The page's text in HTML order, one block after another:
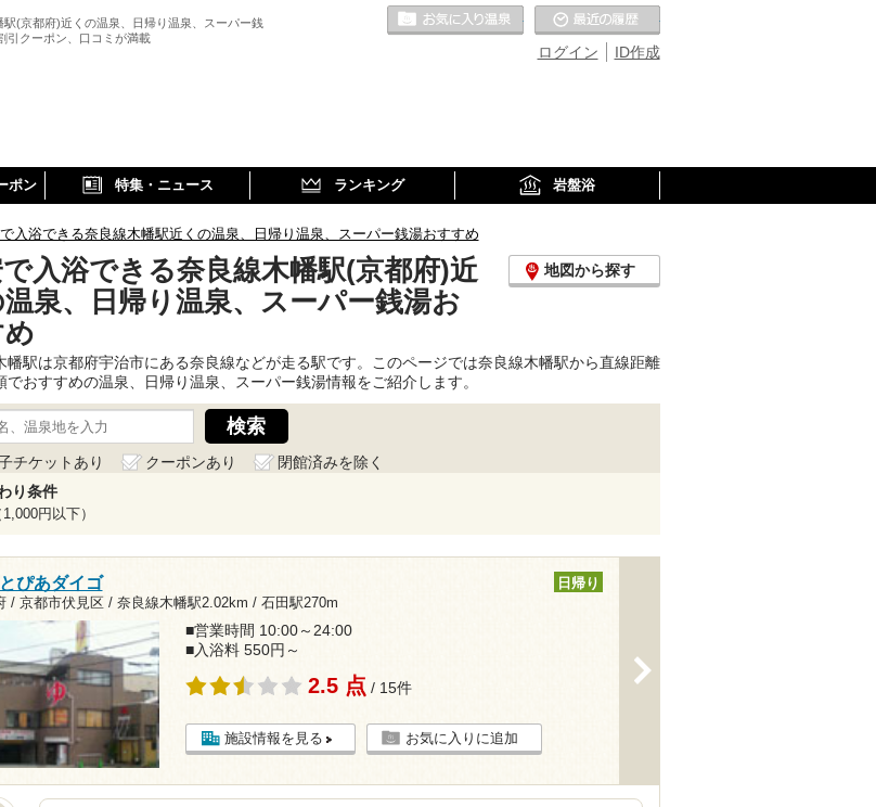
(京都府)近くの温泉、日帰り温泉、スーパー銭
引クーポン、口コミが満載
ID作成
ログイン
お気に入りの温泉
ポン 特集・ニュース ランキング 岩盤浴
入浴できる奈良線木幡駅近くの温泉、日帰り温泉、スーパー銭湯おすすめ
入浴できる奈良線木幡駅(京都府)近
温泉、日帰り温泉、スーパー銭湯お
地図から探す
幡駅は京都府宇治市にある奈良線などが走る駅です。このページでは奈良線木幡駅から直線距離
でおすすめの温泉、日帰り温泉、スーパー銭湯情報をご紹介します。
チケットあり クーポンあり
閉館済みを除く
り条件
円以下）
ぴあダイゴ
/ 京都市伏見区 / 奈良線木幡駅2.02km / 石田駅270m
日帰り
■営業時間 10:00～24:00
■入浴料 550円～
2.5 点 / 15件
施設情報を見る お気に入りに追加